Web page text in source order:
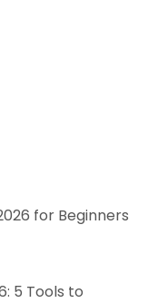
for Beginners
5 Tools to